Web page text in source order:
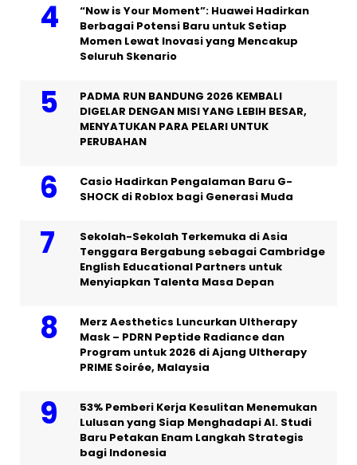
“Now is Your Moment”: Huawei Hadirkan
Berbagai Potensi Baru untuk Setiap
Momen Lewat Inovasi yang Mencakup
Seluruh Skenario
PADMA RUN BANDUNG 2026 KEMBALI
DIGELAR DENGAN MISI YANG LEBIH BESAR,
MENYATUKAN PARA PELARI UNTUK
PERUBAHAN
Casio Hadirkan Pengalaman Baru G-
SHOCK di Roblox bagi Generasi Muda
Sekolah-Sekolah Terkemuka di Asia
Tenggara Bergabung sebagai Cambridge
English Educational Partners untuk
Menyiapkan Talenta Masa Depan
Merz Aesthetics Luncurkan Ultherapy
Mask – PDRN Peptide Radiance dan
Program untuk 2026 di Ajang Ultherapy
PRIME Soirée, Malaysia
53% Pemberi Kerja Kesulitan Menemukan
Lulusan yang Siap Menghadapi AI. Studi
Baru Petakan Enam Langkah Strategis
bagi Indonesia